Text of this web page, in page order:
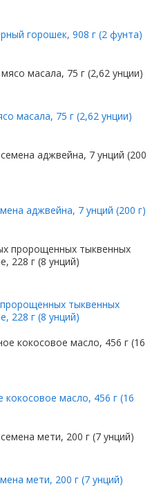
горошек, 908 г (2 фунта)
масала, 75 г (2,62 унции)
аджвейна, 7 унций (200 г)
тыквенных
228 г (8 унций)
кокосовое масло, 456 г (16
мети, 200 г (7 унций)